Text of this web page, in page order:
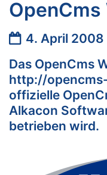
OpenCms
Datum:
4. April 2008
Das OpenCms
http://
offizielle
Alkacon
betrieben wird.